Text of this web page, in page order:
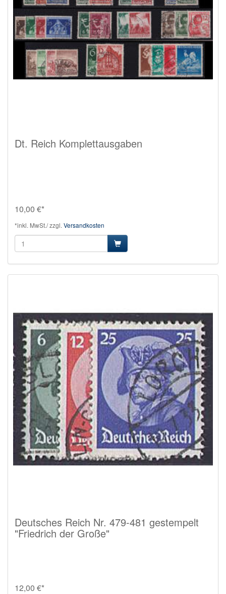
Dt. Reich Komplettausgaben
10,00 €*
*inkl. MwSt./ zzgl. Versandkosten
Deutsches Reich Nr. 479-481 gestempelt
"Friedrich der Große"
12,00 €*